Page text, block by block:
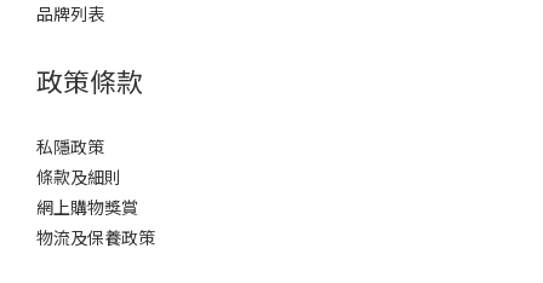
品牌列表
政策條款
私隱政策
條款及細則
網上購物獎賞
物流及保養政策